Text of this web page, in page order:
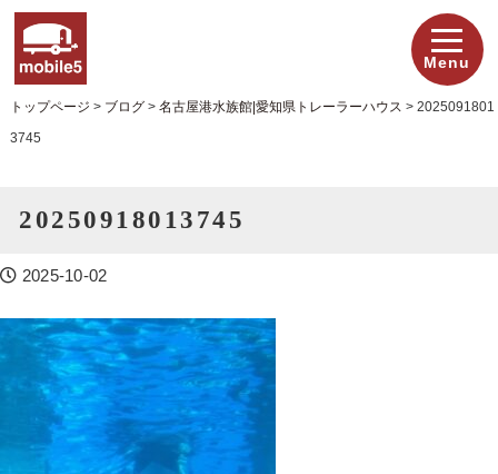
Menu
トップページ > ブログ> 名古屋港水族館|愛知県トレーラーハウス > 2025091801
3745
20250918013745
2025-10-02